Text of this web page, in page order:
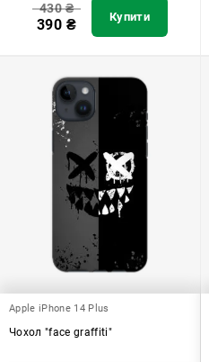
430₴
390 ₴ Купити
Apple iPhone 14 Plus
Чохол "face graffiti"